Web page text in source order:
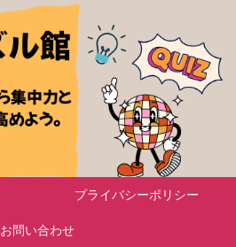
プライバシーポリシー
お問い合わせ